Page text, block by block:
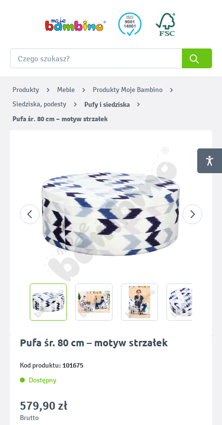
Produkty Meble
Produkty Moje Bambino
Siedziska, podesty
Pufy i siedziska
Pufa śr. 80 cm – motyw strzałek
Pufa śr. 80 cm – motyw strzałek
Kod produktu: 101675
Dostępny
579,90 zł
Brutto